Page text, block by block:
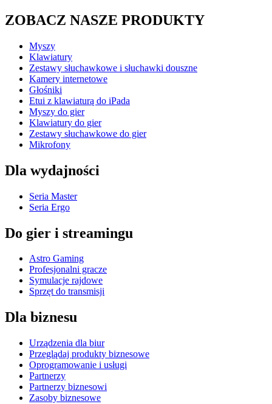
ZOBACZ NASZE PRODUKTY
Myszy
Klawiatury
Zestawy słuchawkowe i słuchawki douszne
Kamery internetowe
Głośniki
Etui z klawiaturą do iPada
Myszy do gier
Klawiatury do gier
Zestawy słuchawkowe do gier
Mikrofony
Dla wydajności
Seria Master
Seria Ergo
Do gier i streamingu
Astro Gaming
Profesjonalni gracze
Symulacje rajdowe
Sprzęt do transmisji
Dla biznesu
Urządzenia dla biur
Przeglądaj produkty biznesowe
Oprogramowanie i usługi
Partnerzy
Partnerzy biznesowi
Zasoby biznesowe